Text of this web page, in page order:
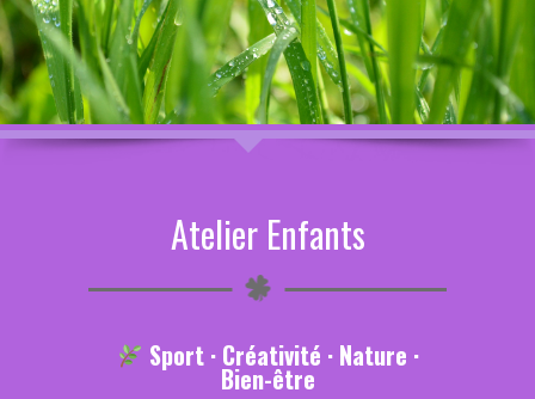
Atelier Enfants
Sport · Créativité · Nature ·
Bien-être